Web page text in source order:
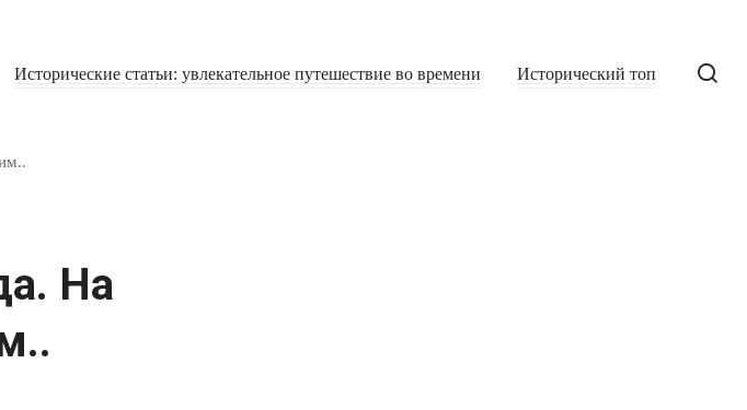
Исторические статьи: увлекательное путешествие во времени Исторический топ
На